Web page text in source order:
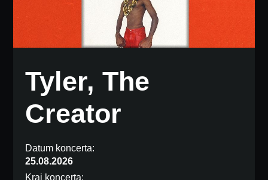
Tyler, The
Creator
Datum koncerta:
25.08.2026
Kraj koncerta: